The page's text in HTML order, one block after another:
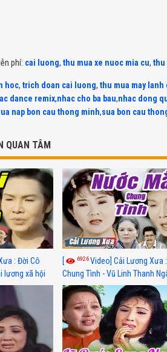
phí: cai luong, thu mua xe nuoc mia cu, thu
hoc, trich doan cai luong, thu mua may lanh
dance remix,nhac cho ba bau,nhac dong
nap bon cau thong minh,sua bon cau
QUAN TÂM
: Đời Cô
lương xã hội
[ 6926Video] Cải Lương Xưa
Chung Tình - Vũ Linh Thanh
lương xã hội hay nhất